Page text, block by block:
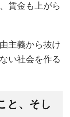
賃金も上がら
主義から抜け
い社会を作る
と、そし